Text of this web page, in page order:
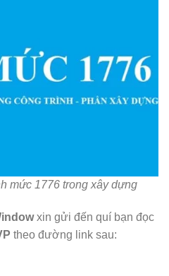
mức 1776 trong xây dựng
xin gửi đến quí bạn đọc
theo đường link sau: